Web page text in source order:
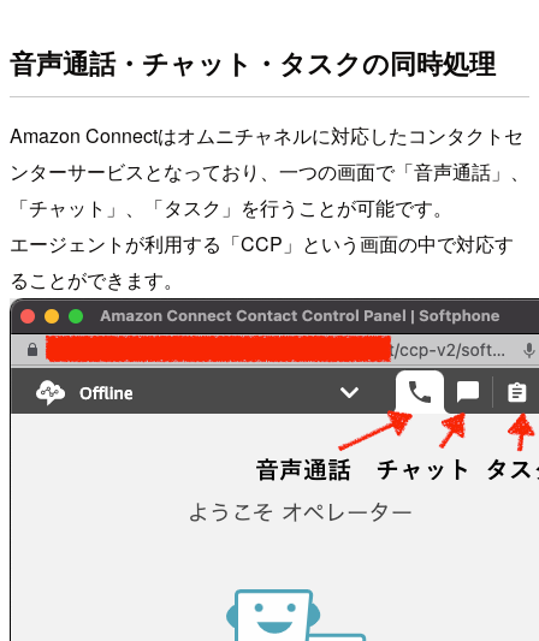
音声通話・チャット・タスクの同時処理
Amazon Connectはオムニチャネルに対応したコンタクトセ
ンターサービスとなっており、一つの画面で「音声通話」、
「チャット」、「タスク」を行うことが可能です。
エージェントが利用する「CCP」という画面の中で対応す
ることができます。